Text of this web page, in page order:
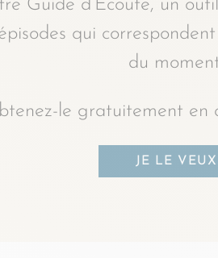
Guide d’Écoute, un
qui
du
le gratuitement en
JE LE VEUX